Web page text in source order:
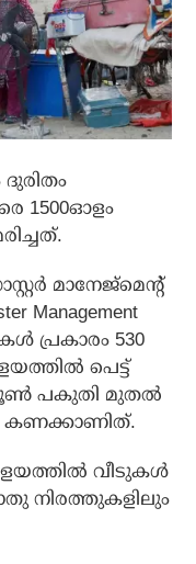
ദുരിതം
1500ഓളം
മാനേജ്‌മെന്റ്
Management
പ്രകാരം 530
പെട്ട്
ജൂണ്‍ പകുതി മുതല്‍
കണക്കാണിത്.
വീടുകള്‍
നിരത്തുകളിലും